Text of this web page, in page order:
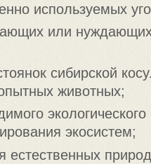
используемых
или
сибирской
животных;
экосистем;
естественных